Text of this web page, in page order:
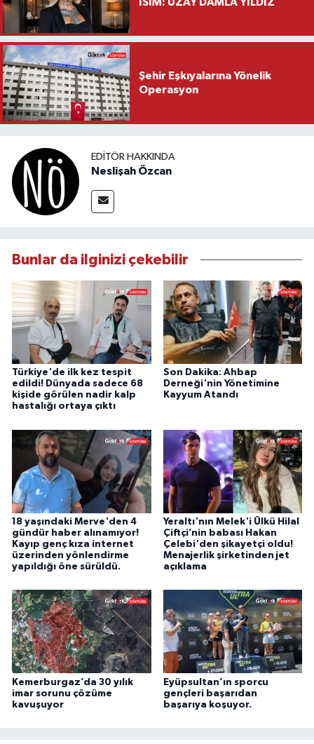
Şehir Eşkıyalarına Yönelik
Operasyon
EDITÖR HAKKINDA
Neslişah Özcan
Bunlar da ilginizi çekebilir
Türkiye'de ilk kez tespit
edildi! Dünyada sadece 68
kişide görülen nadir kalp
hastalığı ortaya çıktı
Son Dakika: Ahbap
Derneği'nin Yönetimine
Kayyum Atandı
18 yaşındaki Merve'den 4
gündür haber alınamıyor!
Kayıp genç kıza internet
üzerinden yönlendirme
yapıldığı öne sürüldü.
Yeraltı'nın Melek'i Ülkü Hilal
Çiftçi’nin babası Hakan
Çelebi'den şikayetçi oldu!
Menajerlik şirketinden jet
açıklama
Kemerburgaz’da 30 yılık
imar sorunu çözüme
kavuşuyor
Eyüpsultan’ın sporcu
gençleri başarıdan
başarıya koşuyor.